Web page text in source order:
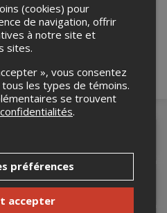
ci-bas.
(cookies) pour
de navigation, offrir
à notre site et
sites.
», vous consentez
les types de témoins.
se trouvent
.
préférences
accepter